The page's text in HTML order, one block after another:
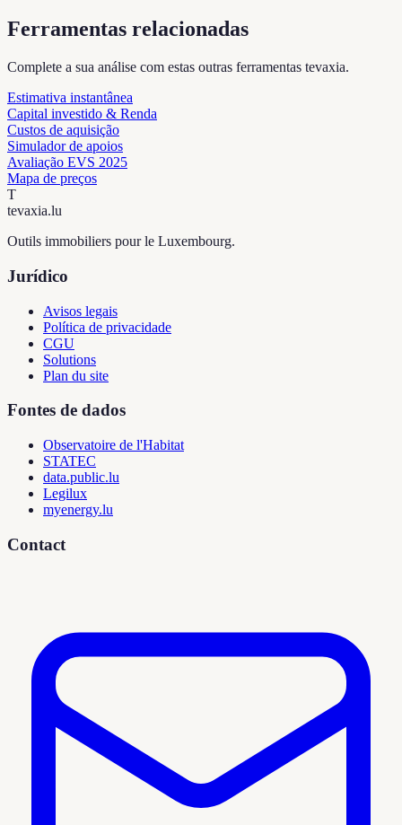
Ferramentas relacionadas
Complete a sua análise com estas outras ferramentas tevaxia.
Estimativa instantânea
Capital investido & Renda
Custos de aquisição
Simulador de apoios
Avaliação EVS 2025
Mapa de preços
T
tevaxia.lu
Outils immobiliers pour le Luxembourg.
Jurídico
Avisos legais
Política de privacidade
CGU
Solutions
Plan du site
Fontes de dados
Observatoire de l'Habitat
STATEC
data.public.lu
Legilux
myenergy.lu
Contact